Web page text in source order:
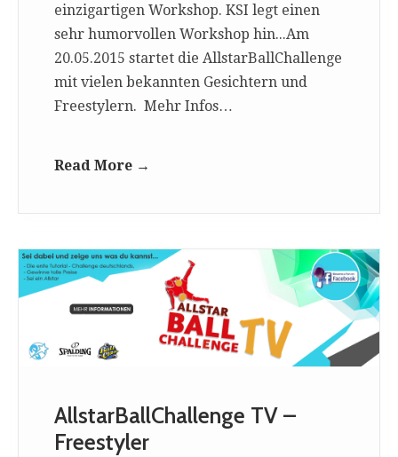
einzigartigen Workshop. KSI legt einen
sehr humorvollen Workshop hin...Am
20.05.2015 startet die AllstarBallChallenge
mit vielen bekannten Gesichtern und
Freestylern. Mehr Infos…
Read More →
AllstarBallChallenge TV –
Freestyler